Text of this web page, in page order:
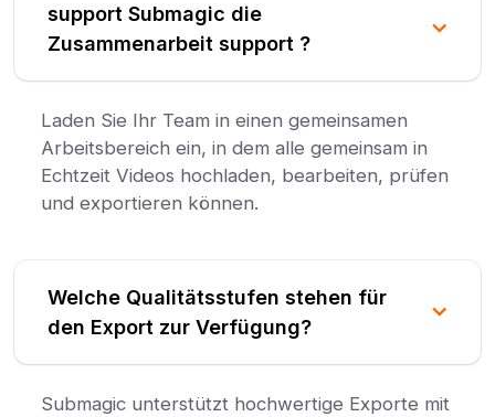
support Submagic die
Zusammenarbeit support ?
Laden Sie Ihr Team in einen gemeinsamen
Arbeitsbereich ein, in dem alle gemeinsam in
Echtzeit Videos hochladen, bearbeiten, prüfen
und exportieren können.
Welche Qualitätsstufen stehen für
den Export zur Verfügung?
Submagic unterstützt hochwertige Exporte mit